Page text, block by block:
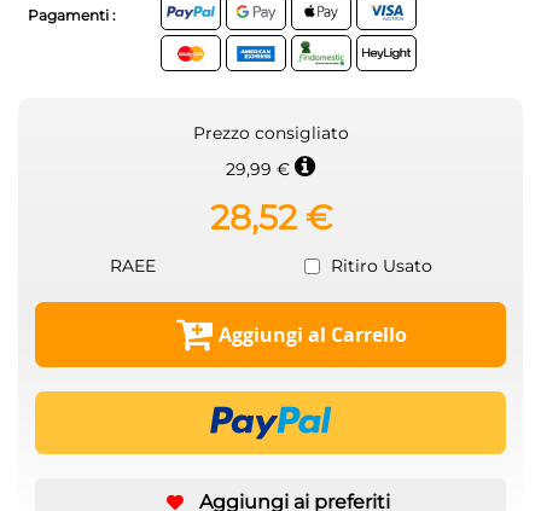
Pagamenti :
Prezzo consigliato
29,99 €
28,52 €
RAEE Ritiro Usato
Aggiungi al Carrello
Aggiungi ai preferiti